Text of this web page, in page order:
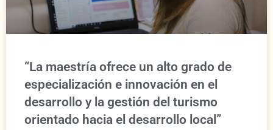
“La maestría ofrece un alto grado de
especialización e innovación en el
desarrollo y la gestión del turismo
orientado hacia el desarrollo local”